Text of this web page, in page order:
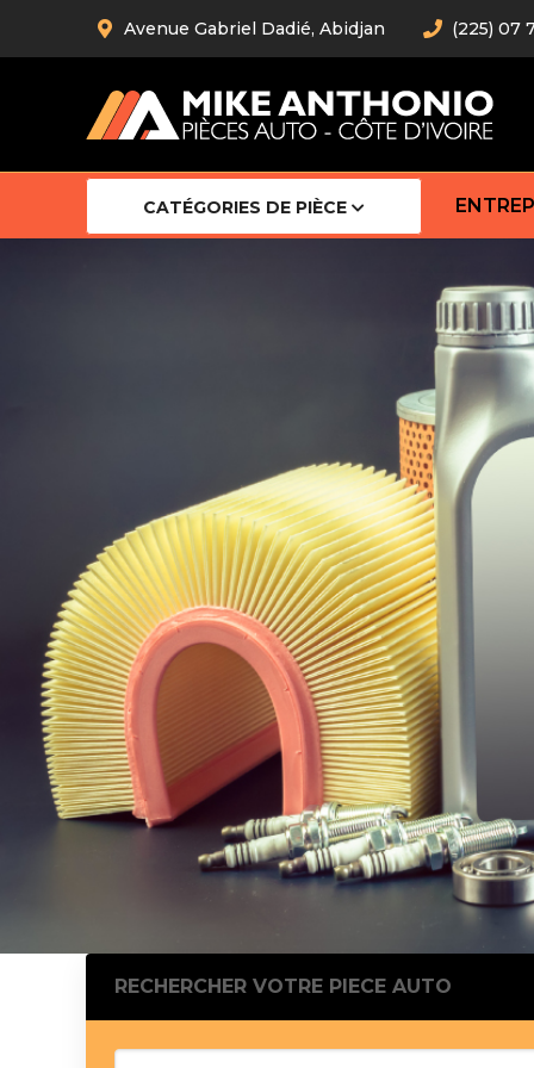
Avenue Gabriel Dadié, Abidjan (225) 07
CATÉGORIES DE PIÈCE
Barre
Barre
Robot
Bras
Cardan
Pistons
Feu
Bague
Bague
Calle
Chaine
RECHERCHER VOTRE PIECE AUTO